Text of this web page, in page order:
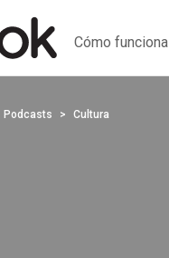
Cómo funciona
Podcasts Cultura